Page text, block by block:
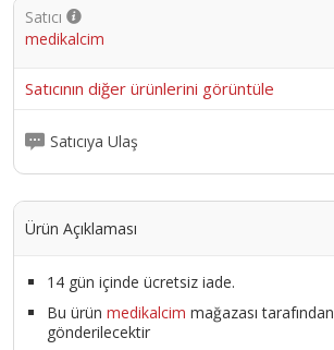
Satıcı
medikalcim
Satıcının diğer ürünlerini görüntüle
Satıcıya Ulaş
Ürün Açıklaması
14 gün içinde ücretsiz iade.
Bu ürün medikalcim mağazası tarafından
gönderilecektir